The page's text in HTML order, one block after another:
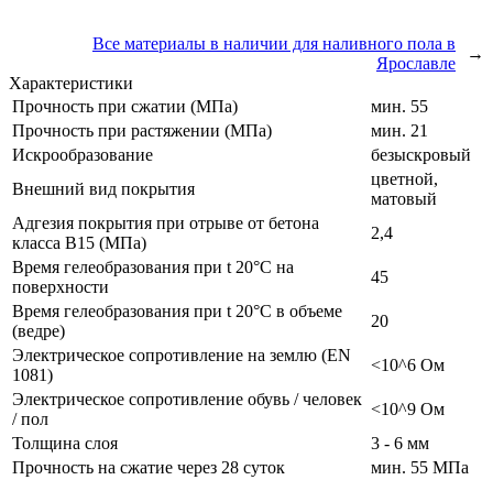
Все материалы в наличии для наливного пола в
Ярославле
→
Характеристики
Прочность при сжатии (МПа)
мин. 55
Прочность при растяжении (МПа)
мин. 21
Искрообразование
безыскровый
Внешний вид покрытия
цветной,
матовый
Адгезия покрытия при отрыве от бетона
класса В15 (МПа)
2,4
Время гелеобразования при t 20°C на
поверхности
45
Время гелеобразования при t 20°C в объеме
(ведре)
20
Электрическое сопротивление на землю (EN
1081)
<10^6 Ом
Электрическое сопротивление обувь / человек
/ пол
<10^9 Ом
Толщина слоя
3 - 6 мм
Прочность на сжатие через 28 суток
мин. 55 МПа